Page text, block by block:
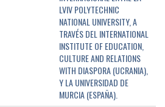
LVIV POLYTECHNIC
NATIONAL UNIVERSITY, A
TRAVÉS DEL INTERNATIONAL
INSTITUTE OF EDUCATION,
CULTURE AND RELATIONS
WITH DIASPORA (UCRANIA),
Y LA UNIVERSIDAD DE
MURCIA (ESPAÑA).